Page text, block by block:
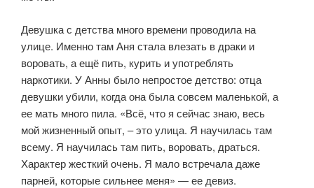
Девушка с детства много времени проводила на
улице. Именно там Аня стала влезать в драки и
воровать, а ещё пить, курить и употреблять
наркотики. У Анны было непростое детство: отца
девушки убили, когда она была совсем маленькой, а
ее мать много пила. «Всё, что я сейчас знаю, весь
мой жизненный опыт, – это улица. Я научилась там
всему. Я научилась там пить, воровать, драться.
Характер жесткий очень. Я мало встречала даже
парней, которые сильнее меня» — ее девиз.